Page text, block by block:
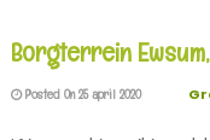
Borgterrein
Posted On 25 april 2020